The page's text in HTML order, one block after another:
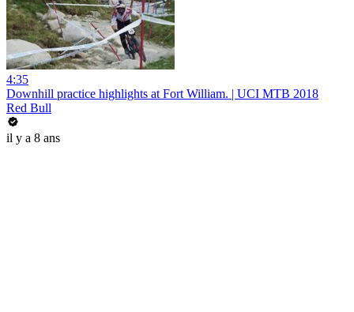
4:35
Downhill practice highlights at Fort William. | UCI MTB 2018
Red Bull
il y a 8 ans